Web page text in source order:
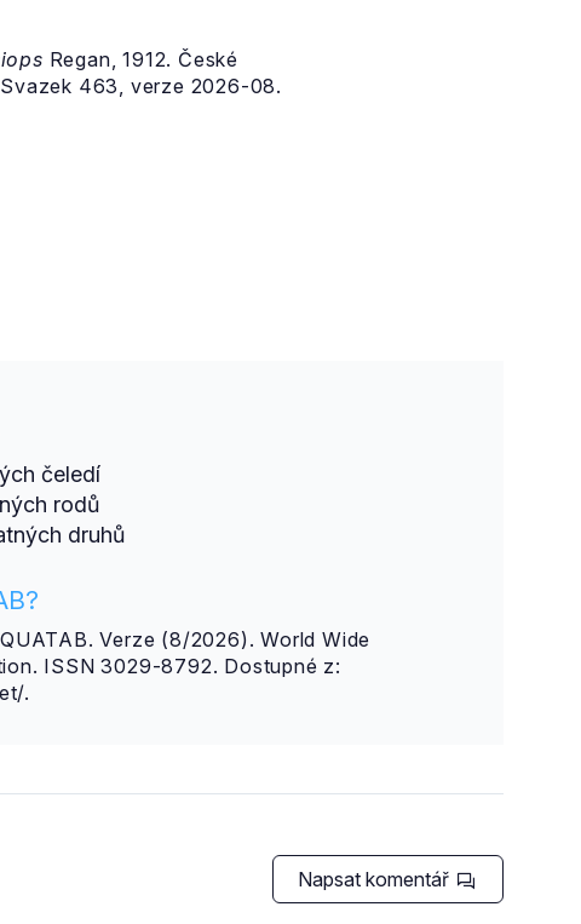
Regan, 1912. České
463, verze 2026-08.
čeledí
rodů
druhů
Verze (8/2026). World Wide
ISSN 3029-8792. Dostupné z:
.
Napsat komentář